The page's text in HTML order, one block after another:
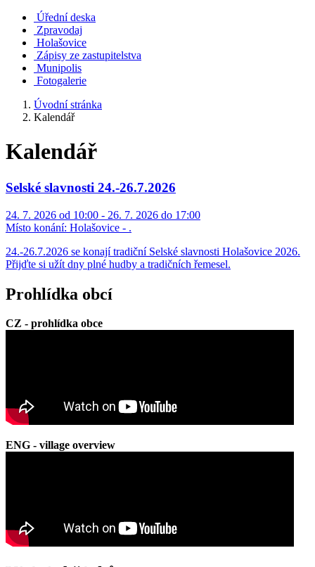
Úřední deska
Zpravodaj
Holašovice
Zápisy ze zastupitelstva
Munipolis
Fotogalerie
Úvodní stránka
Kalendář
Kalendář
Selské slavnosti 24.-26.7.2026
24. 7. 2026 od 10:00 - 26. 7. 2026 do 17:00
Místo konání: Holašovice - .
24.-26.7.2026 se konají tradiční Selské slavnosti Holašovice 2026.
Přijďte si užít dny plné hudby a tradičních řemesel.
Prohlídka obcí
CZ - prohlídka obce
ENG - village overview